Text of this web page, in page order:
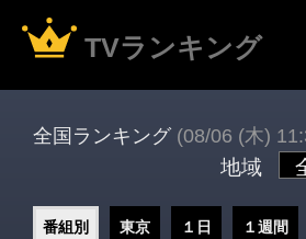
TVランキング
全国ランキング (08/06 (木)
地域
番組別 東京 １日 １週間